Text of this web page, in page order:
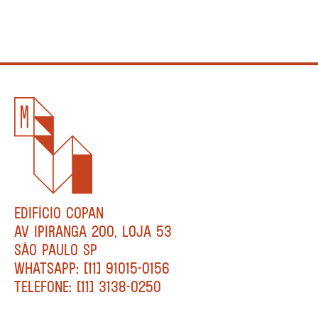
EDIFÍCIO COPAN
AV IPIRANGA 200, LOJA 53
SÃO PAULO SP
WHATSAPP: [11] 91015-0156
TELEFONE: [11] 3138-0250